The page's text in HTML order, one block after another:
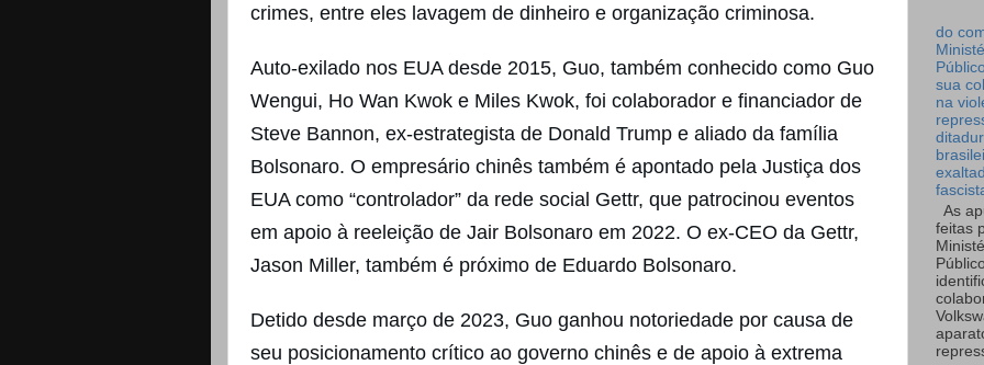
crimes, entre eles lavagem de dinheiro e organização criminosa.
Auto-exilado nos EUA desde 2015, Guo, também conhecido como Guo
Wengui, Ho Wan Kwok e Miles Kwok, foi colaborador e financiador de
Steve Bannon, ex-estrategista de Donald Trump e aliado da família
Bolsonaro. O empresário chinês também é apontado pela Justiça dos
EUA como “controlador” da rede social Gettr, que patrocinou eventos
em apoio à reeleição de Jair Bolsonaro em 2022. O ex-CEO da Gettr,
Jason Miller, também é próximo de Eduardo Bolsonaro.
Detido desde março de 2023, Guo ganhou notoriedade por causa de
seu posicionamento crítico ao governo chinês e de apoio à extrema
do
sua
na
As
feitas